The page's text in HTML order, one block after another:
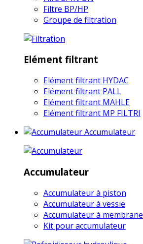
Filtre BP/HP
Groupe de filtration
Elément filtrant
Elément filtrant HYDAC
Elément filtrant PALL
Elément filtrant MAHLE
Elément filtrant MP FILTRI
Accumulateur
Accumulateur
Accumulateur à piston
Accumulateur à vessie
Accumulateur à membrane
Kit pour accumulateur